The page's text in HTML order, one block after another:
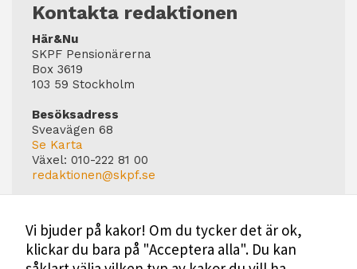
Kontakta redaktionen
Här&Nu
SKPF Pensionärerna
Box 3619
103 59 Stockholm
Besöksadress
Sveavägen 68
Se Karta
Växel: 010-222 81 00
redaktionen@skpf.se
Markus Dahlberg
Tel: 0720-88 17 17
markus.dahlberg@skpf.se
Vi bjuder på kakor! Om du tycker det är ok,
klickar du bara på "Acceptera alla". Du kan